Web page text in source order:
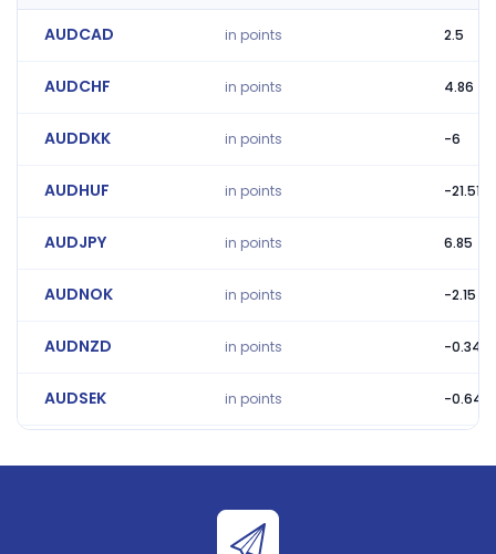
AUDCAD in points 2.5
AUDCHF in points 4.86
AUDDKK in points -6
AUDHUF in points -21.51
AUDJPY in points 6.85
AUDNOK in points -2.15
AUDNZD in points -0.34
AUDSEK in points -0.64